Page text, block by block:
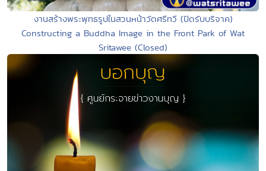
งานสร้างพระพุทธรูปในสวนหน้าวัดศรีทวี (ปิดรับบริจาค)
Constructing a Buddha Image in the Front Park of Wat
Sritawee (Closed)